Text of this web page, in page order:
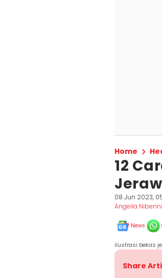
Home
12
08 Jun 2023,
Angelia
News
ilustrasi bekas
Share